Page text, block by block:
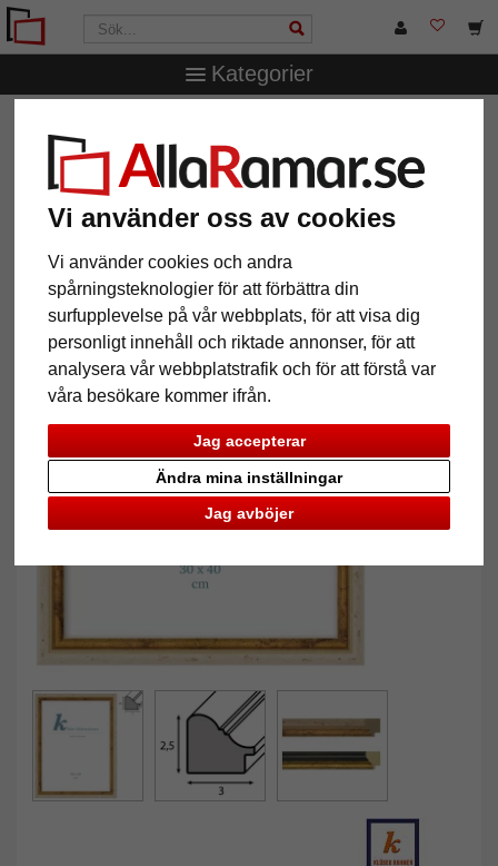
Vi använder oss av cookies
Vi använder cookies och andra
spårningsteknologier för att förbättra din
surfupplevelse på vår webbplats, för att visa dig
personligt innehåll och riktade annonser, för att
analysera vår webbplatstrafik och för att förstå var
våra besökare kommer ifrån.
Jag accepterar
Jag avböjer
Ändra mina inställningar
Kategorier
Rivas efter mått
Träram Rivas efter mått
Tillbaka